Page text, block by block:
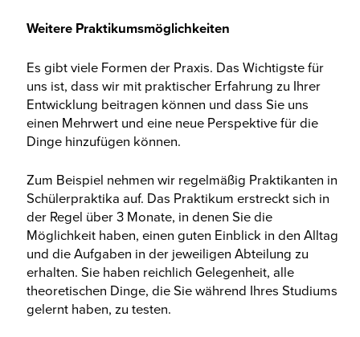
Weitere Praktikumsmöglichkeiten
Es gibt viele Formen der Praxis. Das Wichtigste für
uns ist, dass wir mit praktischer Erfahrung zu Ihrer
Entwicklung beitragen können und dass Sie uns
einen Mehrwert und eine neue Perspektive für die
Dinge hinzufügen können.
Zum Beispiel nehmen wir regelmäßig Praktikanten in
Schülerpraktika auf. Das Praktikum erstreckt sich in
der Regel über 3 Monate, in denen Sie die
Möglichkeit haben, einen guten Einblick in den Alltag
und die Aufgaben in der jeweiligen Abteilung zu
erhalten. Sie haben reichlich Gelegenheit, alle
theoretischen Dinge, die Sie während Ihres Studiums
gelernt haben, zu testen.